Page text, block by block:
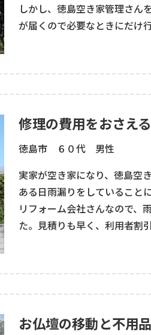
しかし、徳島空き家管理さん
が届くので必要なときにだけ
報告書も、チェック項目ご
修理の費用をおさえ
徳島市 ６０代 男性
実家が空き家になり、徳島空
ある日雨漏りをしていること
リフォーム会社さんなので、
た。見積りも早く、利用者割
お仏壇の移動と不用